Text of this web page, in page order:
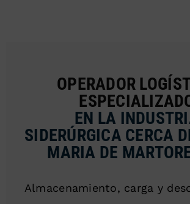
OPERADOR
EN LA
SIDERÚRGICA CERCA
MARIA DE
Almacenamiento, carga y